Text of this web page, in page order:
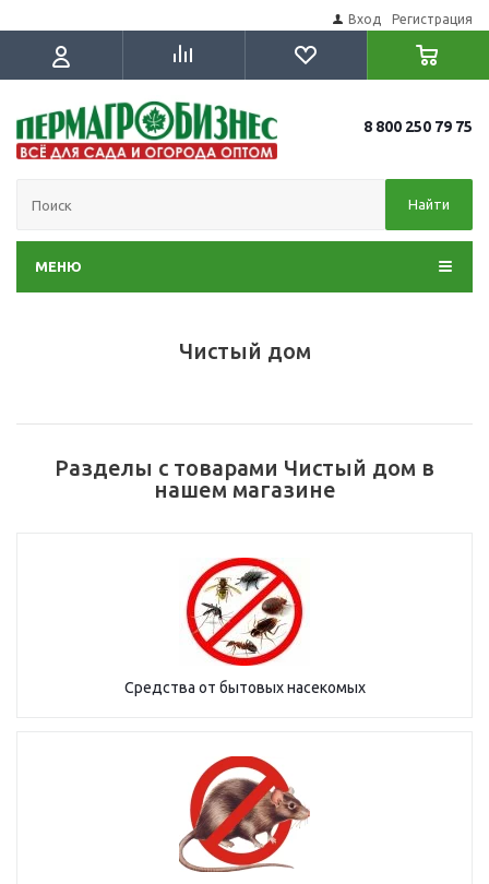
Вход Регистрация
8 800 250 79 75
Найти
МЕНЮ
Чистый дом
Разделы с товарами Чистый дом в
нашем магазине
Средства от бытовых насекомых